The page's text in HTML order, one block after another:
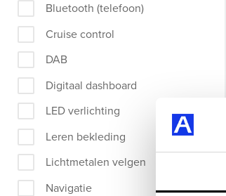
Bluetooth (telefoon)
Cruise control
DAB
Digitaal dashboard
LED verlichting
Leren bekleding
Lichtmetalen velgen
Navigatie